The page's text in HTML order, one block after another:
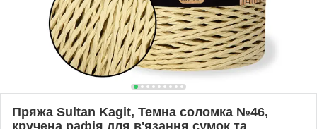
Пряжа Sultan Kagit, Темна соломка №46,
кручена рафія для в'язання сумок та